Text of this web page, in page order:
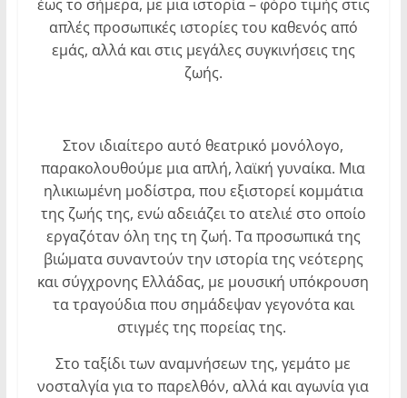
έως το σήμερα, με μια ιστορία – φόρο τιμής στις
απλές προσωπικές ιστορίες του καθενός από
εμάς, αλλά και στις μεγάλες συγκινήσεις της
ζωής.
Στον ιδιαίτερο αυτό θεατρικό μονόλογο,
παρακολουθούμε μια απλή, λαϊκή γυναίκα. Μια
ηλικιωμένη μοδίστρα, που εξιστορεί κομμάτια
της ζωής της, ενώ αδειάζει το ατελιέ στο οποίο
εργαζόταν όλη της τη ζωή. Τα προσωπικά της
βιώματα συναντούν την ιστορία της νεότερης
και σύγχρονης Ελλάδας, με μουσική υπόκρουση
τα τραγούδια που σημάδεψαν γεγονότα και
στιγμές της πορείας της.
Στο ταξίδι των αναμνήσεων της, γεμάτο με
νοσταλγία για το παρελθόν, αλλά και αγωνία για